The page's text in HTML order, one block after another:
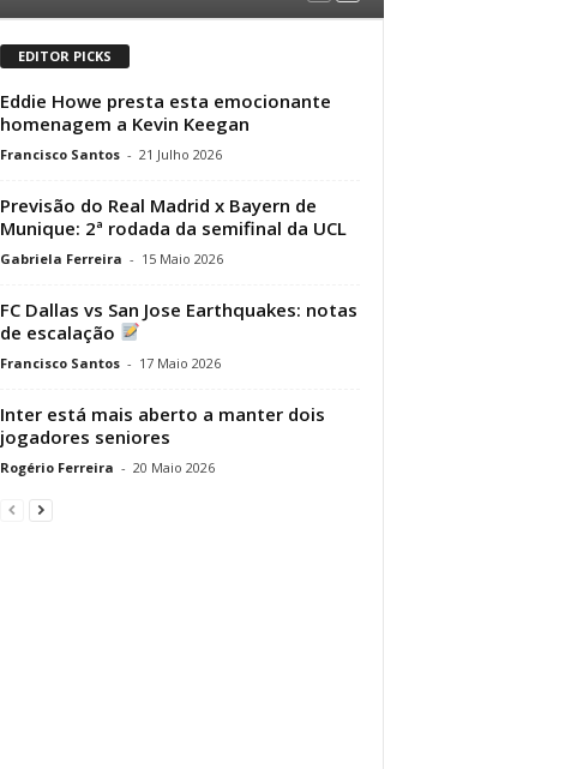
EDITOR PICKS
Eddie Howe presta esta emocionante
homenagem a Kevin Keegan
Francisco Santos - 21 Julho 2026
Previsão do Real Madrid x Bayern de
Munique: 2ª rodada da semifinal da UCL
Gabriela Ferreira - 15 Maio 2026
FC Dallas vs San Jose Earthquakes: notas
de escalação
Francisco Santos - 17 Maio 2026
Inter está mais aberto a manter dois
jogadores seniores
Rogério Ferreira - 20 Maio 2026